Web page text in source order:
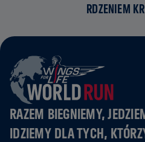
RDZENIEM
RAZEM BIEGNIEMY,
IDZIEMY DLA TYCH,